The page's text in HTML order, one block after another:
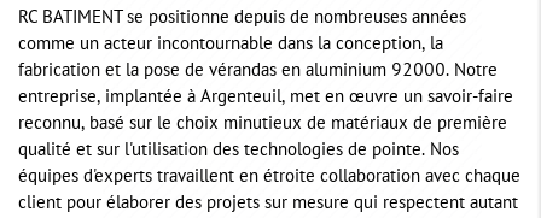
RC BATIMENT se positionne depuis de nombreuses années
comme un acteur incontournable dans la conception, la
fabrication et la pose de vérandas en aluminium 92000. Notre
entreprise, implantée à Argenteuil, met en œuvre un savoir-faire
reconnu, basé sur le choix minutieux de matériaux de première
qualité et sur l'utilisation des technologies de pointe. Nos
équipes d'experts travaillent en étroite collaboration avec chaque
client pour élaborer des projets sur mesure qui respectent autant